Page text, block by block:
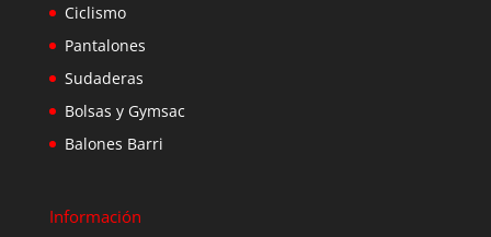
Ciclismo
Pantalones
Sudaderas
Bolsas y Gymsac
Balones Barri
Información